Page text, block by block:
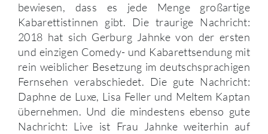
bewiesen, dass es jede Menge großartige
Kabarettistinnen gibt. Die traurige Nachricht:
2018 hat sich Gerburg Jahnke von der ersten
und einzigen Comedy- und Kabarettsendung mit
rein weiblicher Besetzung im deutschsprachigen
Fernsehen verabschiedet. Die gute Nachricht:
Daphne de Luxe, Lisa Feller und Meltem Kaptan
übernehmen. Und die mindestens ebenso gute
Nachricht: Live ist Frau Jahnke weiterhin auf